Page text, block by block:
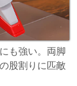
も強い。両脚
股割りに匹敵